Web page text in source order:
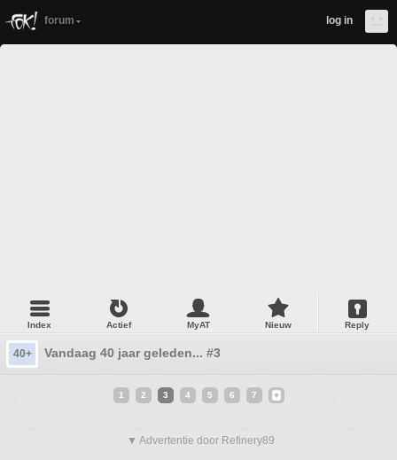
forum log in
Index Actief MyAT Nieuw Reply
40+ Vandaag 40 jaar geleden... #3
1 2 3 4 5 6 7
▼ Advertentie door Refinery89